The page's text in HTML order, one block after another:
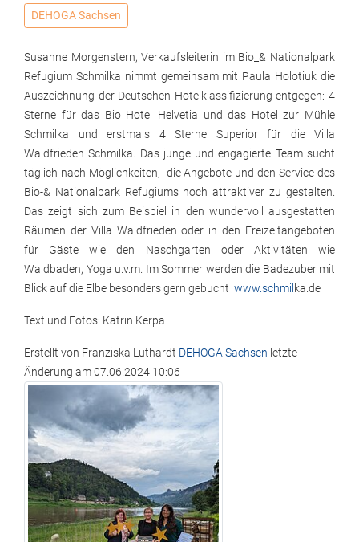
DEHOGA Sachsen
Susanne Morgenstern, Verkaufsleiterin im Bio_& Nationalpark
Refugium Schmilka nimmt gemeinsam mit Paula Holotiuk die
Auszeichnung der Deutschen Hotelklassifizierung entgegen: 4
Sterne für das Bio Hotel Helvetia und das Hotel zur Mühle
Schmilka und erstmals 4 Sterne Superior für die Villa
Waldfrieden Schmilka. Das junge und engagierte Team sucht
täglich nach Möglichkeiten, die Angebote und den Service des
Bio-& Nationalpark Refugiums noch attraktiver zu gestalten.
Das zeigt sich zum Beispiel in den wundervoll ausgestatten
Räumen der Villa Waldfrieden oder in den Freizeitangeboten
für Gäste wie den Naschgarten oder Aktivitäten wie
Waldbaden, Yoga u.v.m. Im Sommer werden die Badezuber mit
Blick auf die Elbe besonders gern gebucht www.schmil ka.de
Text und Fotos: Katrin Kerpa
Erstellt von Franziska Luthardt DEHOGA Sachsen letzte
Änderung am07.06.2024 10:06